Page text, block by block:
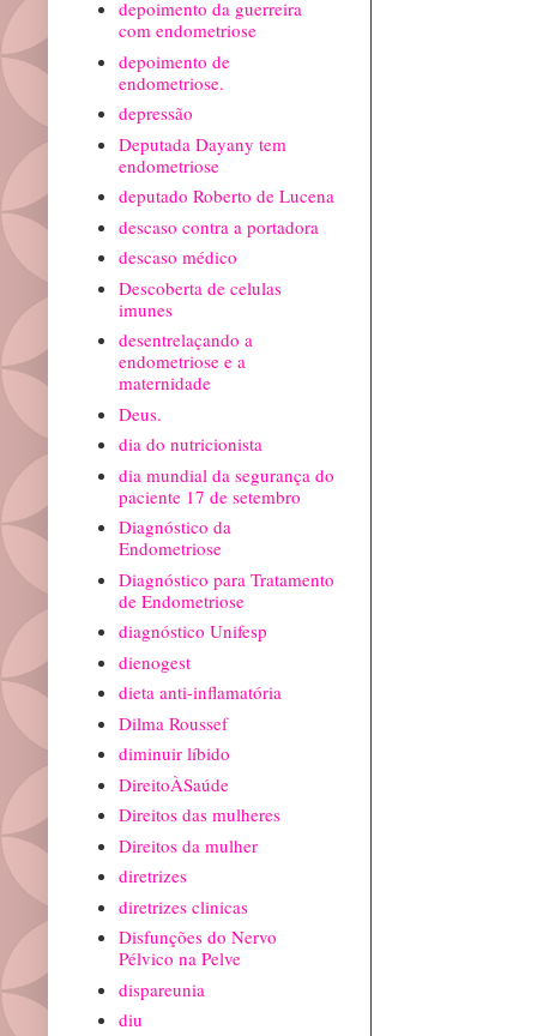
depoimento da guerreira
com endometriose
depoimento de
endometriose.
depressão
Deputada Dayany tem
endometriose
deputado Roberto de Lucena
descaso contra a portadora
descaso médico
Descoberta de celulas
imunes
desentrelaçando a
endometriose e a
maternidade
Deus.
dia do nutricionista
dia mundial da segurança do
paciente 17 de setembro
Diagnóstico da
Endometriose
Diagnóstico para Tratamento
de Endometriose
diagnóstico Unifesp
dienogest
dieta anti-inflamatória
Dilma Roussef
diminuir líbido
DireitoÀSaúde
Direitos das mulheres
Direitos da mulher
diretrizes
diretrizes clinicas
Disfunções do Nervo
Pélvico na Pelve
dispareunia
diu